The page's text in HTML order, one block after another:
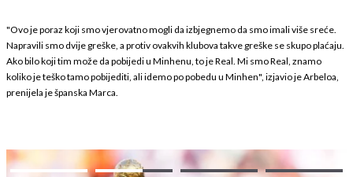
"Ovo je poraz koji smo vjerovatno mogli da izbjegnemo da smo imali više sreće.
Napravili smo dvije greške, a protiv ovakvih klubova takve greške se skupo plaćaju.
Ako bilo koji tim može da pobijedi u Minhenu, to je Real. Mi smo Real, znamo
koliko je teško tamo pobijediti, ali idemo po pobedu u Minhen", izjavio je Arbeloa,
prenijela je španska Marca.